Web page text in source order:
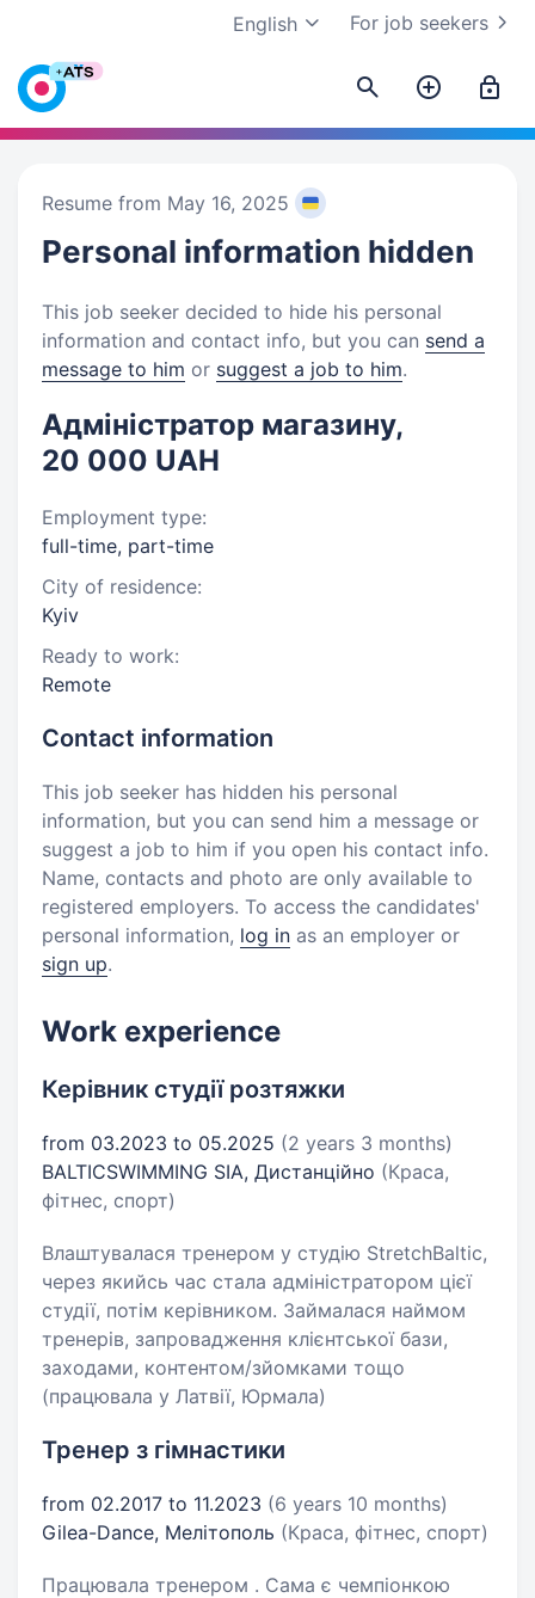
For job seekers
English
Resume from May 16, 2025
Personal information hidden
This job seeker decided to hide his personal
information and contact info, but you can send a
message to him or suggest a job to him.
Адміністратор магазину,
20 000 UAH
Employment type:
full-time, part-time
City of residence:
Kyiv
Ready to work:
Remote
Contact information
This job seeker has hidden his personal
information, but you can send him a message or
suggest a job to him if you open his contact info.
Name, contacts and photo are only available to
registered employers. To access the candidates'
personal information, log in as an employer or
sign up.
Work experience
Керівник студії розтяжки
from 03.2023 to 05.2025 (2 years 3 months)
BALTICSWIMMING SIA, Дистанційно (Краса,
фітнес, спорт)
Влаштувалася тренером у студію StretchBaltic,
через якийсь час стала адміністратором цієї
студії, потім керівником. Займалася наймом
тренерів, запровадження клієнтської бази,
заходами, контентом/зйомками тощо
(працювала у Латвії, Юрмала)
Тренер з гімнастики
from 02.2017 to 11.2023 (6 years 10 months)
Gilea-Dance, Мелітополь (Краса, фітнес, спорт)
Працювала тренером . Сама є чемпіонкою